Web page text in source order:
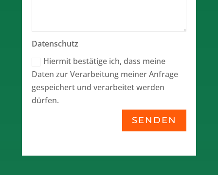
Datenschutz
Hiermit bestätige ich, dass meine
Daten zur Verarbeitung meiner Anfrage
gespeichert und verarbeitet werden
dürfen.
SENDEN